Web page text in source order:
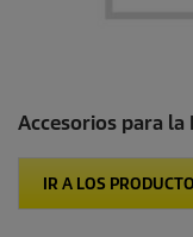
Accesorios para la
IR A LOS